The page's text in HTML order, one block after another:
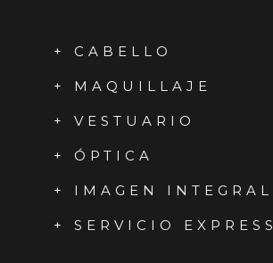
+ CABELLO
+ MAQUILLAJE
+ VESTUARIO
+ ÓPTICA
+ IMAGEN INTEGRAL
+ SERVICIO EXPRESS